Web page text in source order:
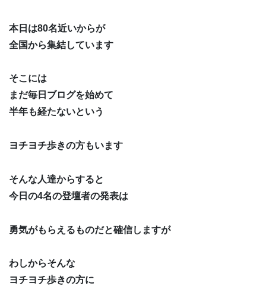
本日は80名近いからが
全国から集結しています
そこには
まだ毎日ブログを始めて
半年も経たないという
ヨチヨチ歩きの方もいます
そんな人達からすると
今日の4名の登壇者の発表は
勇気がもらえるものだと確信しますが
わしからそんな
ヨチヨチ歩きの方に